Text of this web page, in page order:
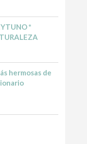
*
hermosas de